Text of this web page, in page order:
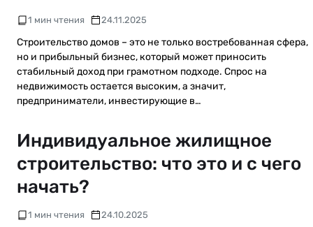
1 мин чтения 24.11.2025
Строительство домов – это не только востребованная сфера,
но и прибыльный бизнес, который может приносить
стабильный доход при грамотном подходе. Спрос на
недвижимость остается высоким, а значит,
предприниматели, инвестирующие в…
Индивидуальное жилищное
строительство: что это и с чего
начать?
1 мин чтения 24.10.2025